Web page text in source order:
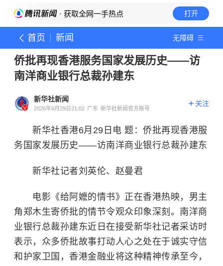
· 获取全网一手热点 打开
首页 新闻 无障碍
侨批再现香港服务国家发展历史——访
南洋商业银行总裁孙建东
新华社新闻
2026年6月29日21:02 广东 新华社新闻官方账号
关注
新华社香港6月29日电 题：侨批再现香港服
务国家发展历史——访南洋商业银行总裁孙建东
新华社记者刘英伦、赵曼君
电影《给阿嬷的情书》正在香港热映，男主
角郑木生寄侨批的情节令观众印象深刻。南洋商
业银行总裁孙建东近日在接受新华社记者采访时
表示，众多侨批故事打动人心之处在于诚实守信
和护家卫国，香港金融业将这种精神传承至今，